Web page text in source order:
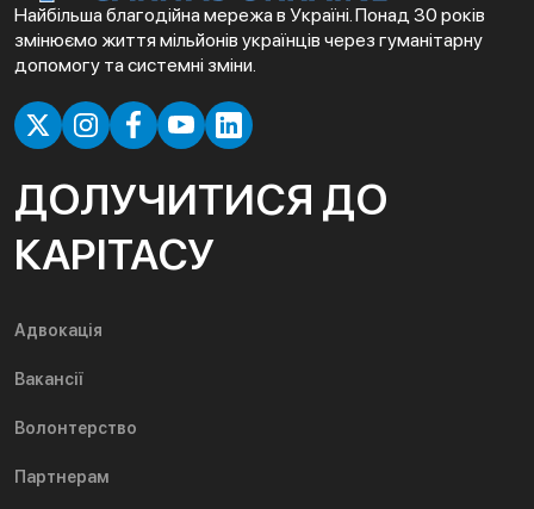
Найбільша благодійна мережа в Україні. Понад 30 років
змінюємо життя мільйонів українців через гуманітарну
допомогу та системні зміни.
ДОЛУЧИТИСЯ ДО
КАРІТАСУ
Адвокація
Вакансії
Волонтерство
Партнерам